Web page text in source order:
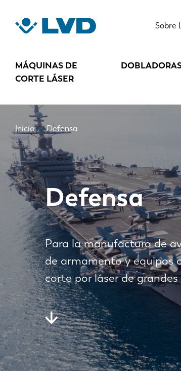
contenido
Sobre
MÁQUINAS DE
CORTE LÁSER
Ruta
de
navegación
Inicio Defensa
Defensa
Para la manufactura de
de armamento y equipos
corte por láser de